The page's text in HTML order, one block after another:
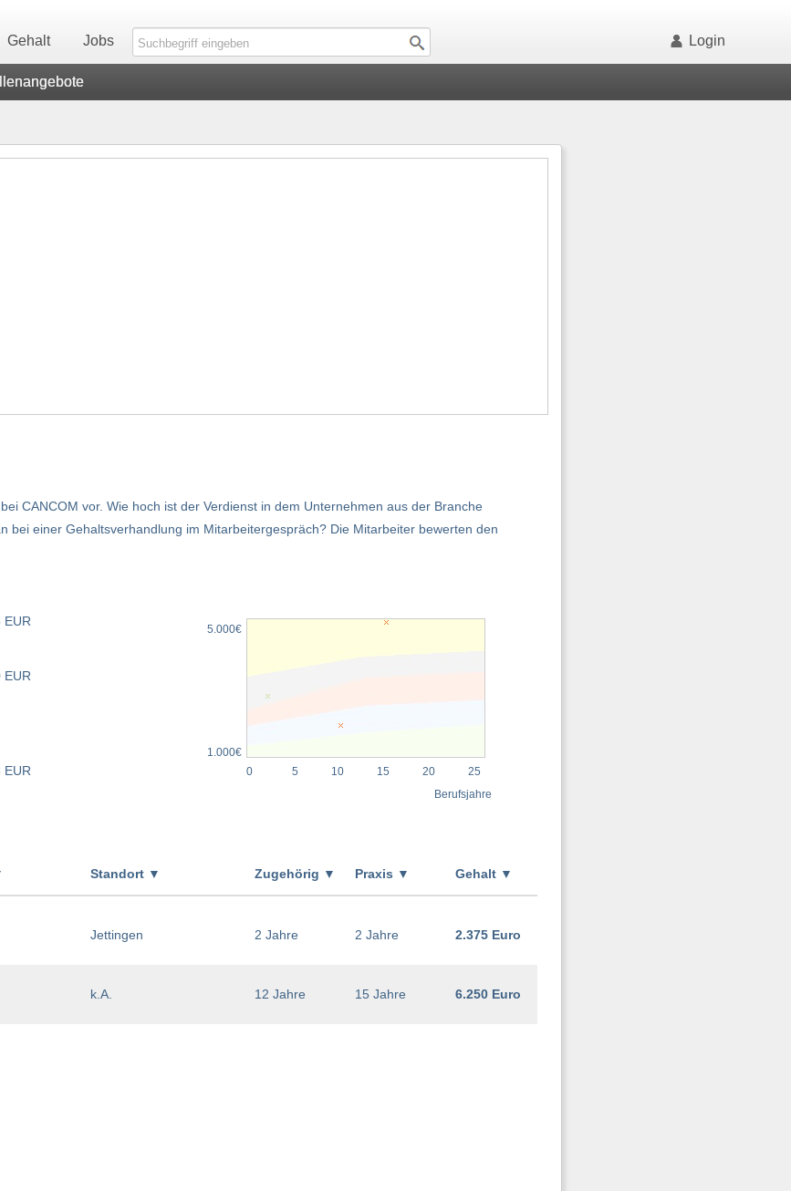
Gehalt Jobs Login
CANCOM vor. Wie hoch ist der Verdienst in dem Unternehmen aus der Branche
bei einer Gehaltsverhandlung im Mitarbeitergespräch? Die Mitarbeiter bewerten den
EUR
EUR
EUR
5.000€
1.000€
0
5 10 15 20 25
Berufsjahre
Standort ▼ Zugehörig ▼ Praxis ▼ Gehalt ▼
Jettingen 2 Jahre 2 Jahre 2.375 Euro
k.A. 12 Jahre 15 Jahre 6.250 Euro